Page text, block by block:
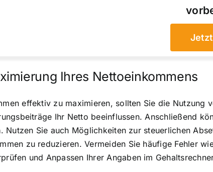
Ihres Nettoeinkommens
effektiv zu maximieren, sollten Sie die Nutzung
Ihr Netto beeinflussen. Anschließend
Nutzen Sie auch Möglichkeiten zur steuerlichen
zu reduzieren. Vermeiden Sie häufige Fehler
und Anpassen Ihrer Angaben im